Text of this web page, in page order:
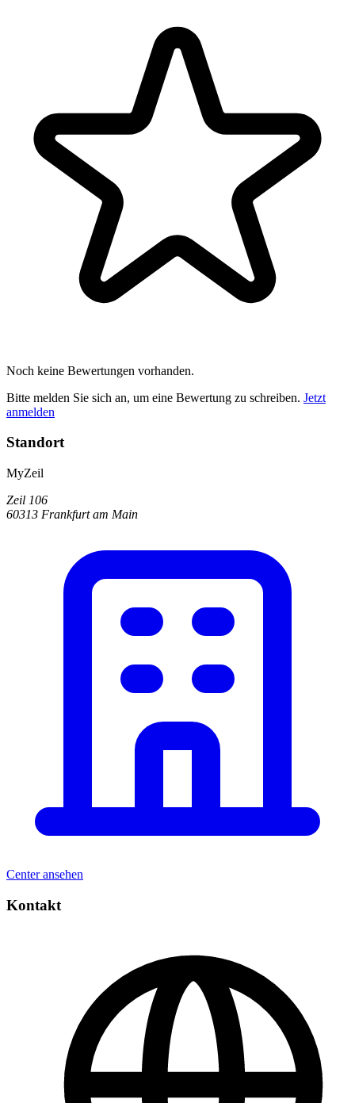
Noch keine Bewertungen vorhanden.
Bitte melden Sie sich an, um eine Bewertung zu schreiben. Jetzt
anmelden
Standort
MyZeil
Zeil 106
60313 Frankfurt am Main
Center ansehen
Kontakt